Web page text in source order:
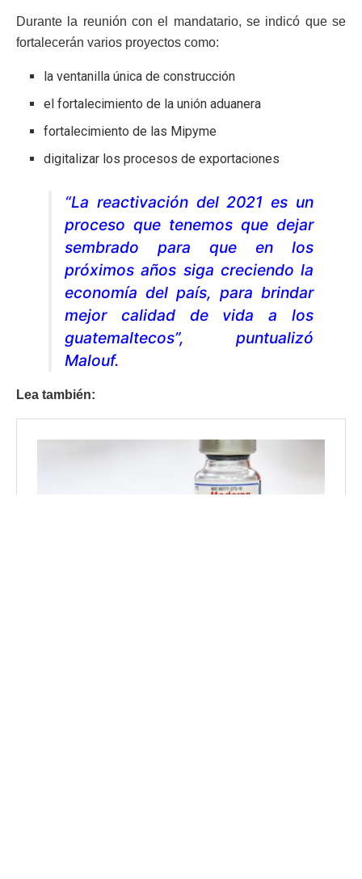
Durante la reunión con el mandatario, se indicó que se
fortalecerán varios proyectos como:
la ventanilla única de construcción
el fortalecimiento de la unión aduanera
fortalecimiento de las Mipyme
digitalizar los procesos de exportaciones
“La reactivación del 2021 es un
proceso que tenemos que dejar
sembrado para que en los
próximos años siga creciendo la
economía del país, para brindar
mejor calidad de vida a los
guatemaltecos”, puntualizó
Malouf.
Lea también: